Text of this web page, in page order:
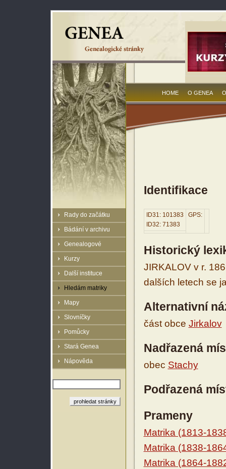
Rady do začátku
Bádání v archivu
Genealogové
Kurzy
Další instituce
Hledám matriky
Mapy
Slovníčky
Pomůcky
Stará Genea
Nápověda
HOME O GENEA
Identifikace
ID31: 101383
ID32: 71383
GPS:
Historický
JIRKALOV v r.
dalších letech se
Alternativní
část obce Jirkalov
Nadřazená
obec Stachy
Podřazená
Prameny
Matrika (1813-
Matrika (1838-
Matrika (1864-